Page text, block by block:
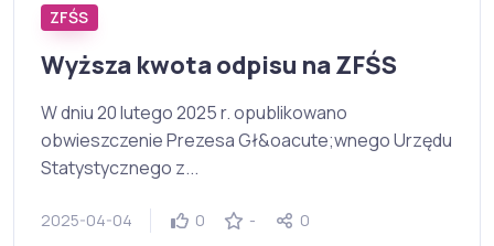
ZFŚS
Wyższa kwota odpisu na ZFŚS
W dniu 20 lutego 2025 r. opublikowano
obwieszczenie Prezesa Gł&oacute;wnego Urzędu
Statystycznego z...
2025-04-04 0 - 0